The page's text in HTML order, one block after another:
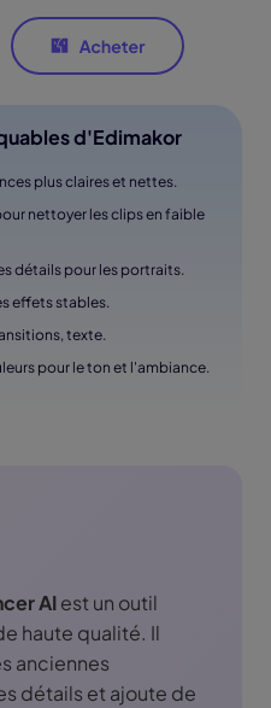
d'Edimakor
plus claires et nettes.
nettoyer les clips en faible
détails pour les portraits.
effets stables.
texte.
pour le ton et l'ambiance.
AIest un outil
haute qualité. Il
anciennes
détails et ajoute de